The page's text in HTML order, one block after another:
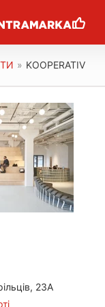
» KOOPERATIV
23А